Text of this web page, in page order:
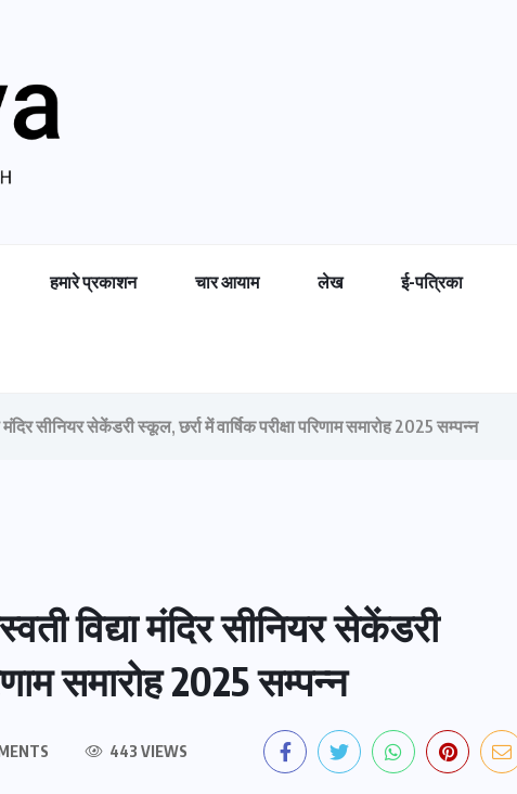
हमारे प्रकाशन चार आयाम लेख ई-पत्रिका
सीनियर सेकेंडरी स्कूल, छर्रा में वार्षिक परीक्षा परिणाम समारोह 2025 सम्पन्न
विद्या मंदिर सीनियर सेकेंडरी
समारोह 2025 सम्पन्न
443 VIEWS